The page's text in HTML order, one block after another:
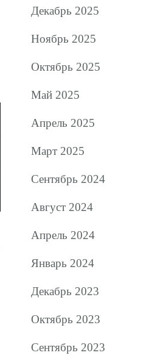
Декабрь 2025
Ноябрь 2025
Октябрь 2025
Май 2025
Апрель 2025
Март 2025
Сентябрь 2024
Август 2024
Апрель 2024
Январь 2024
Декабрь 2023
Октябрь 2023
Сентябрь 2023